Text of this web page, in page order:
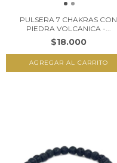
PULSERA 7 CHAKRAS CON
PIEDRA VOLCANICA -...
$18.000